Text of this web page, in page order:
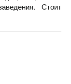
Стоит